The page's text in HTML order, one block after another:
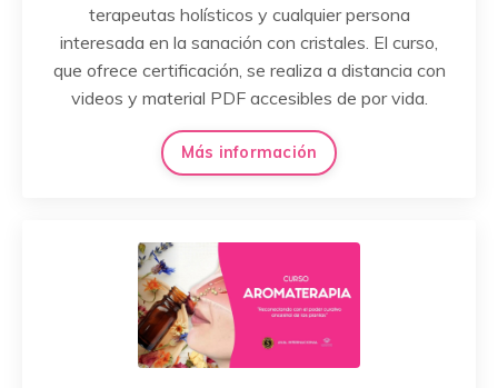
terapeutas holísticos y cualquier persona
interesada en la sanación con cristales. El curso,
que ofrece certificación, se realiza a distancia con
videos y material PDF accesibles de por vida.
Más información